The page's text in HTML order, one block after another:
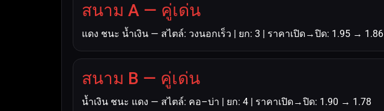
สนาม A — คู่เด่น
แดง ชนะ น้ำเงิน — สไตล์: วงนอกเร็ว | ยก: 3 | ราคาเปิด→ปิด: 1.95 → 1.86
สนาม B — คู่เด่น
น้ำเงิน ชนะ แดง — สไตล์: คอ–บ่า | ยก: 4 | ราคาเปิด→ปิด: 1.90 → 1.78